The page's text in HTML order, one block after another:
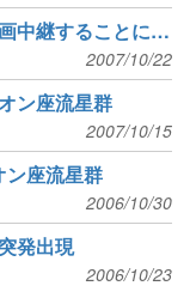
流星群とオーロラの競演を動画中継することに成功！
2007/10/22
ン座流星群
2007/10/15
ン座流星群
2006/10/30
発出現
2006/10/23